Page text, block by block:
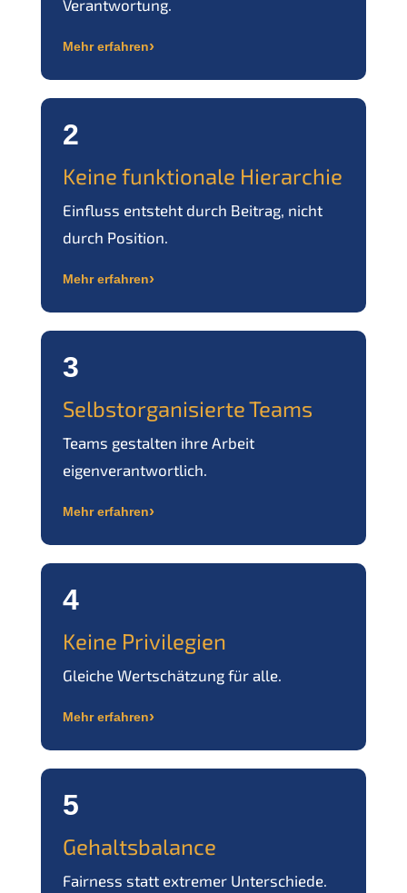
Verantwortung.
Mehr erfahren›
2
Keine funktionale Hierarchie
Einfluss entsteht durch Beitrag, nicht
durch Position.
Mehr erfahren›
3
Selbstorganisierte Teams
Teams gestalten ihre Arbeit
eigenverantwortlich.
Mehr erfahren›
4
Keine Privilegien
Gleiche Wertschätzung für alle.
Mehr erfahren›
5
Gehaltsbalance
Fairness statt extremer Unterschiede.